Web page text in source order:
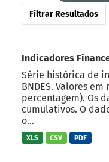
Filtrar Resultados
Indicadores
Série histórica de
BNDES. Valores
percentagem). Os
cumulativos. O
o...
XLS CSV PDF